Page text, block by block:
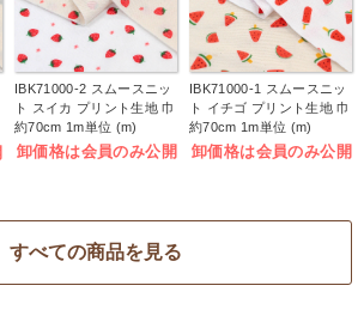
IBK71000-2 スムースニッ
ト スイカ プリント生地 巾
約70cm 1m単位 (m)
卸価格は会員のみ公開
IBK71000-1 スムースニッ
ト イチゴ プリント生地 巾
約70cm 1m単位 (m)
卸価格は会員のみ公開
すべての商品を見る